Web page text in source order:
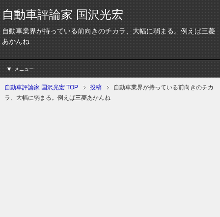
自動車評論家 国沢光宏
自動車業界が持っている前向きのチカラ、大幅に弱まる。例えば三菱
あかんね
メニュー
自動車評論家 国沢光宏 TOP 投稿
自動車業界が持っている前向きのチカ
ラ、大幅に弱まる。例えば三菱あかんね